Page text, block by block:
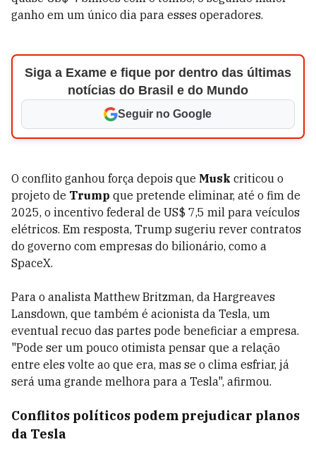
ganho em um único dia para esses operadores.
Siga a Exame e fique por dentro das últimas
notícias do Brasil e do Mundo
Seguir no Google
O conflito ganhou força depois que Musk criticou o
projeto de Trump que pretende eliminar, até o fim de
2025, o incentivo federal de US$ 7,5 mil para veículos
elétricos. Em resposta, Trump sugeriu rever contratos
do governo com empresas do bilionário, como a
SpaceX.
Para o analista Matthew Britzman, da Hargreaves
Lansdown, que também é acionista da Tesla, um
eventual recuo das partes pode beneficiar a empresa.
"Pode ser um pouco otimista pensar que a relação
entre eles volte ao que era, mas se o clima esfriar, já
será uma grande melhora para a Tesla", afirmou.
Conflitos políticos podem prejudicar planos
da Tesla